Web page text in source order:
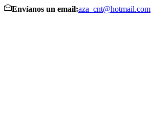
Envíanos un email:aza_cnt@hotmail.com